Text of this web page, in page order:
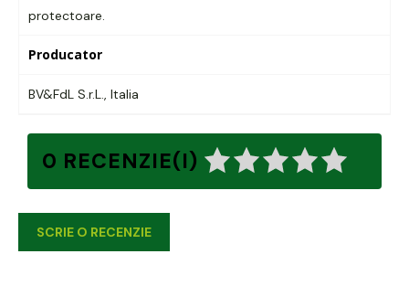
protectoare.
Producator
BV&FdL S.r.L., Italia
0 RECENZIE(I)
SCRIE O RECENZIE